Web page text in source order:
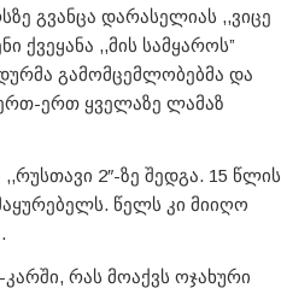
გვანცა დარასელიას ,,ვიცე
ქვეყანა ,,მის სამყაროს”
გამომცემლობებმა და
ერთ-ერთ ყველაზე ლამაზ
2″-ზე შედგა. 15 წლის
წელს კი მიიღო
რას მოაქვს ოჯახური